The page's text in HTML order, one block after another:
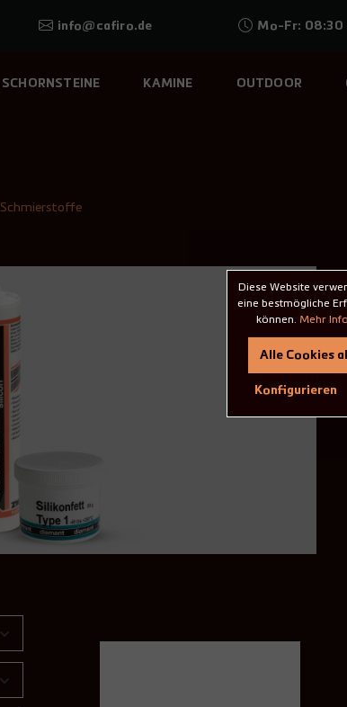
info@cafiro.de Mo-Fr: 08:30
SCHORNSTEINE KAMINE OUTDOOR
Schmierstoffe
Diese Website
eine bestmögliche
können. Mehr
Konfigurieren
Alle Cookies